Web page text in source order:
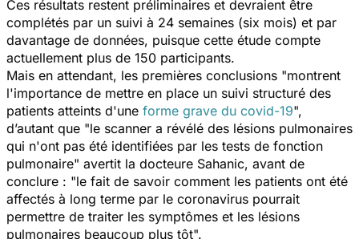
Ces résultats restent préliminaires et devraient être
complétés par un suivi à 24 semaines (six mois) et par
davantage de données, puisque cette étude compte
actuellement plus de 150 participants.
Mais en attendant, les premières conclusions "montrent
l'importance de mettre en place un suivi structuré des
patients atteints d'une forme grave du covid-19",
d’autant que "le scanner a révélé des lésions pulmonaires
qui n'ont pas été identifiées par les tests de fonction
pulmonaire" avertit la docteure Sahanic, avant de
conclure : "le fait de savoir comment les patients ont été
affectés à long terme par le coronavirus pourrait
permettre de traiter les symptômes et les lésions
pulmonaires beaucoup plus tôt".